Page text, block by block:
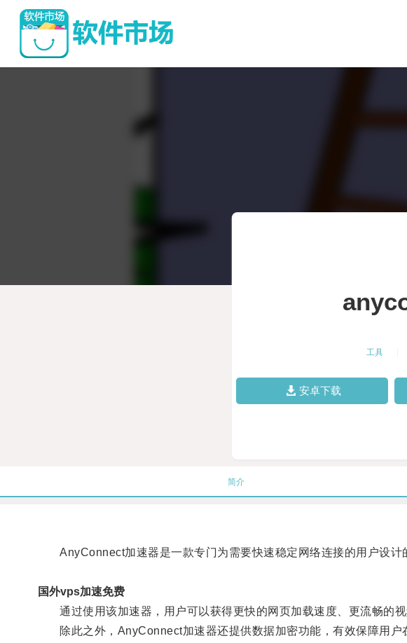
工具
安卓下载
简介
AnyConnect加速器是一款专门为需要快速稳定网络连接的用户设计
国外vps加速免费
通过使用该加速器，用户可以获得更快的网页加载速度、更流畅的视
除此之外，AnyConnect加速器还提供数据加密功能，有效保障用户